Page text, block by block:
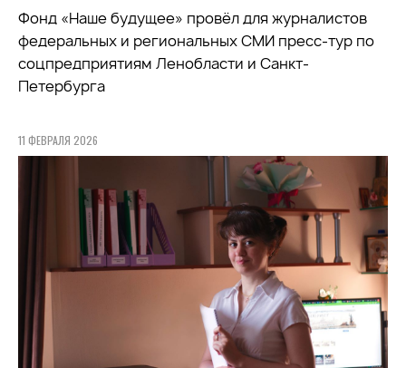
Фонд «Наше будущее» провёл для журналистов
федеральных и региональных СМИ пресс-тур по
соцпредприятиям Ленобласти и Санкт-
Петербурга
11 ФЕВРАЛЯ 2026